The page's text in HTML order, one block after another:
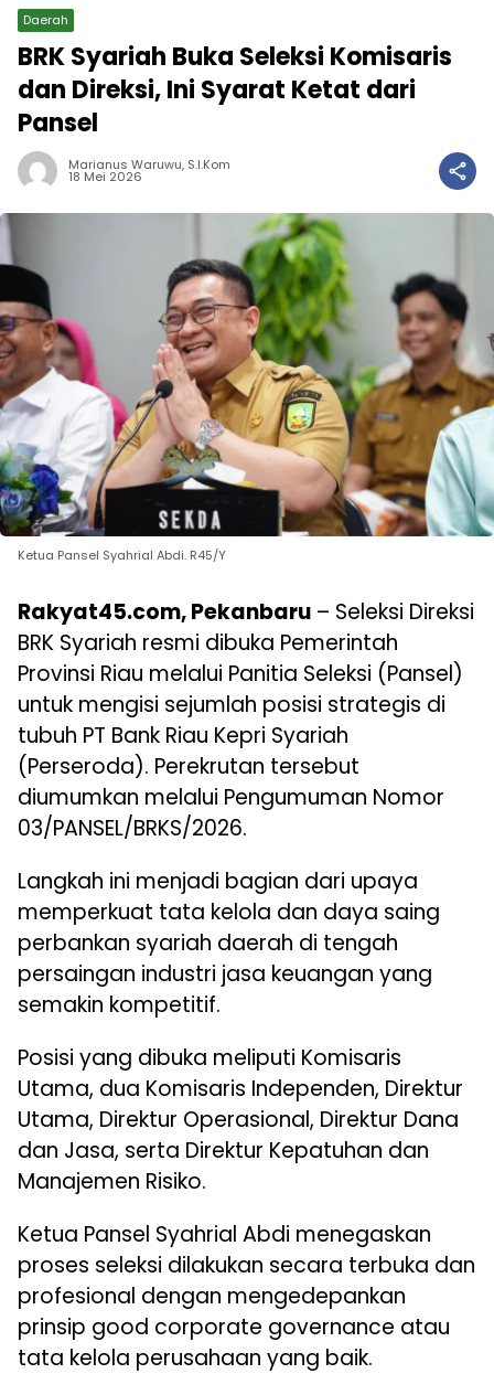
Daerah
BRK Syariah Buka Seleksi Komisaris
dan Direksi, Ini Syarat Ketat dari
Pansel
Marianus Waruwu, S.I.Kom
18 Mei 2026
Ketua Pansel Syahrial Abdi. R45/Y
Rakyat45.com, Pekanbaru – Seleksi Direksi
BRK Syariah resmi dibuka Pemerintah
Provinsi Riau melalui Panitia Seleksi (Pansel)
untuk mengisi sejumlah posisi strategis di
tubuh PT Bank Riau Kepri Syariah
(Perseroda). Perekrutan tersebut
diumumkan melalui Pengumuman Nomor
03/PANSEL/BRKS/2026.
Langkah ini menjadi bagian dari upaya
memperkuat tata kelola dan daya saing
perbankan syariah daerah di tengah
persaingan industri jasa keuangan yang
semakin kompetitif.
Posisi yang dibuka meliputi Komisaris
Utama, dua Komisaris Independen, Direktur
Utama, Direktur Operasional, Direktur Dana
dan Jasa, serta Direktur Kepatuhan dan
Manajemen Risiko.
Ketua Pansel Syahrial Abdi menegaskan
proses seleksi dilakukan secara terbuka dan
profesional dengan mengedepankan
prinsip good corporate governance atau
tata kelola perusahaan yang baik.